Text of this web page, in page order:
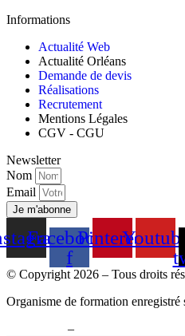
Informations
Actualité Web
Actualité Orléans
Demande de devis
Réalisations
Recrutement
Mentions Légales
CGV - CGU
Newsletter
Nom
Email
Je m'abonne
Facebook-
f
Pinterest
© Copyright 2026 – Tous droits
Organisme de formation
–